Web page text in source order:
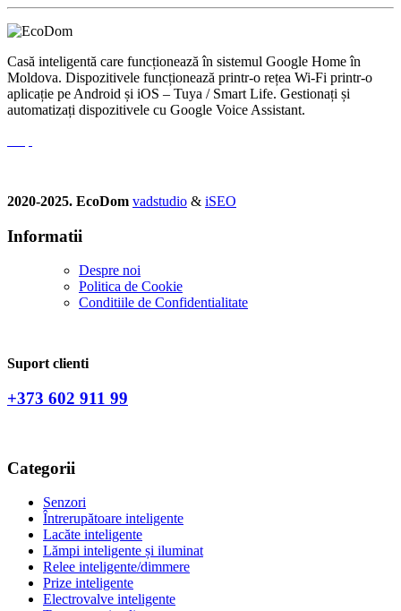
Casă inteligentă care funcționează în sistemul Google Home în
Moldova. Dispozitivele funcționează printr-o rețea Wi-Fi printr-o
aplicație pe Android și iOS – Tuya / Smart Life. Gestionați și
automatizați dispozitivele cu Google Voice Assistant.
2020-2025. EcoDom vadstudio & iSEO
Informatii
Despre noi
Politica de Сookie
Conditiile de Confidentialitate
Suport clienti
+373 602 911 99
Categorii
Senzori
Întrerupătoare inteligente
Lacăte inteligente
Lămpi inteligente și iluminat
Relee inteligente/dimmere
Prize inteligente
Electrovalve inteligente